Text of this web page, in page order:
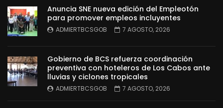
Anuncia SNE nueva edición del Empleotón
para promover empleos incluyentes
ADMIERTBCSGOB 7 AGOSTO, 2026
Gobierno de BCS refuerza coordinación
preventiva con hoteleros de Los Cabos ante
lluvias y ciclones tropicales
ADMIERTBCSGOB 7 AGOSTO, 2026